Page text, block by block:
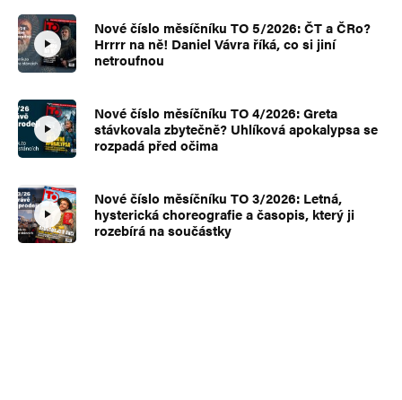
Nové číslo měsíčníku TO 5/2026: ČT a ČRo?
Hrrrr na ně! Daniel Vávra říká, co si jiní
netroufnou
Nové číslo měsíčníku TO 4/2026: Greta
stávkovala zbytečně? Uhlíková apokalypsa se
rozpadá před očima
Nové číslo měsíčníku TO 3/2026: Letná,
hysterická choreografie a časopis, který ji
rozebírá na součástky